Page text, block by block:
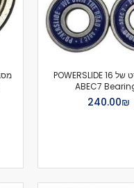
מסבים סט של 16 POWERSLIDE
ABEC7
₪‏240.00